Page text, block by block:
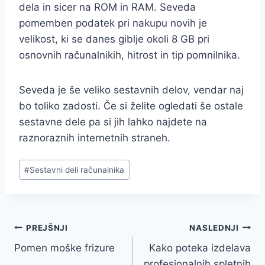
dela in sicer na ROM in RAM. Seveda
pomemben podatek pri nakupu novih je
velikost, ki se danes giblje okoli 8 GB pri
osnovnih računalnikih, hitrost in tip pomnilnika.
Seveda je še veliko sestavnih delov, vendar naj
bo toliko zadosti. Če si želite ogledati še ostale
sestavne dele pa si jih lahko najdete na
raznoraznih internetnih straneh.
Post
Tags:
#Sestavni deli računalnika
Navigacija
prispevka
PREJŠNJI
Pomen moške frizure
NASLEDNJI
Kako poteka izdelava